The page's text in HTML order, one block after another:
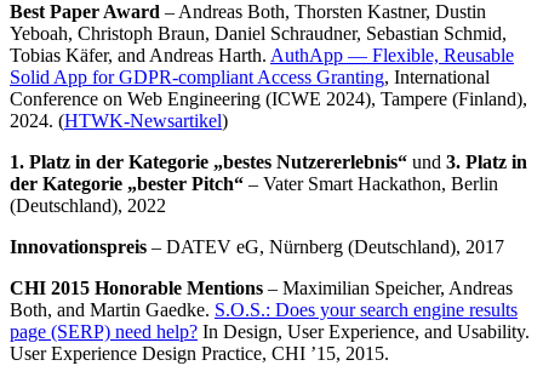
Best Paper Award – Andreas Both, Thorsten Kastner, Dustin
Yeboah, Christoph Braun, Daniel Schraudner, Sebastian Schmid,
Tobias Käfer, and Andreas Harth. AuthApp — Flexible, Reusable
Solid App for GDPR-compliant Access Granting, International
Conference on Web Engineering (ICWE 2024), Tampere (Finland),
2024. (HTWK-Newsartikel)
1. Platz in der Kategorie „bestes Nutzererlebnis“ und 3. Platz in
der Kategorie „bester Pitch“ – Vater Smart Hackathon, Berlin
(Deutschland), 2022
Innovationspreis – DATEV eG, Nürnberg (Deutschland), 2017
CHI 2015 Honorable Mentions – Maximilian Speicher, Andreas
Both, and Martin Gaedke. S.O.S.: Does your search engine results
page (SERP) need help? In Design, User Experience, and Usability.
User Experience Design Practice, CHI ’15, 2015.